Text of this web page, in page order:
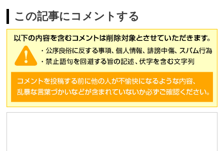
この記事にコメントする